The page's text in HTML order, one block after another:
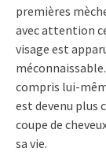
premières
avec attention
visage est
compris lui-
est devenu plus
coupe de
sa vie.